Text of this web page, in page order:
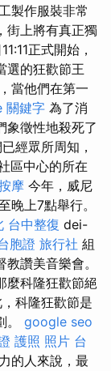
製作服裝非常
街上將有真正獨
正式開始，
選的狂歡節王
當他們在第一
關鍵字 為了消
象徵性地殺死了
經眾所周知，
區中心的所在
摩 今年，威尼
晚上7點舉行。
台中整復 dei-
胞證 旅行社 組
讚美音樂會。
麼科隆狂歡節絕
科隆狂歡節是
。 google seo
護照 照片 台
的人來說，最